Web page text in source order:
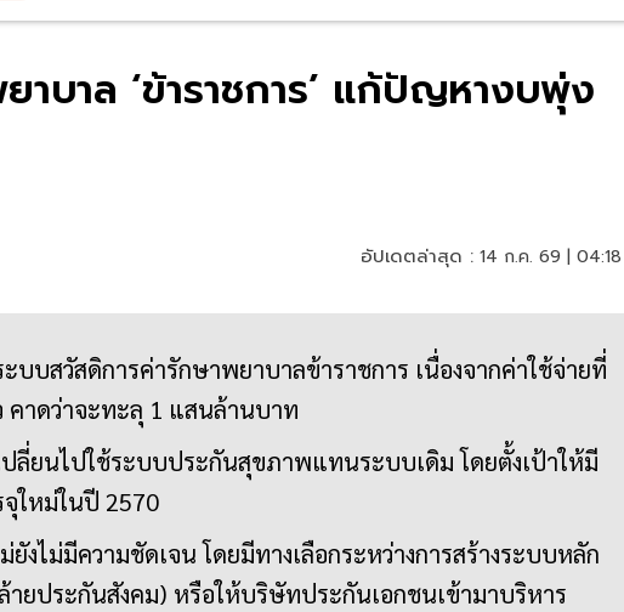
าบาล ‘ข้าราชการ’ แก้ปัญหางบพุ่ง
อัปเดตล่าสุด : 14 ก.ค. 69 |
บบสวัสดิการค่ารักษาพยาบาลข้าราชการ เนื่องจากค่าใช้จ่ายที่
คาดว่าจะทะลุ 1 แสนล้านบาท
ลี่ยนไปใช้ระบบประกันสุขภาพแทนระบบเดิม โดยตั้งเป้าให้มี
ใหม่ในปี 2570
งไม่มีความชัดเจน โดยมีทางเลือกระหว่างการสร้างระบบหลัก
ายประกันสังคม) หรือให้บริษัทประกันเอกชนเข้ามาบริหาร